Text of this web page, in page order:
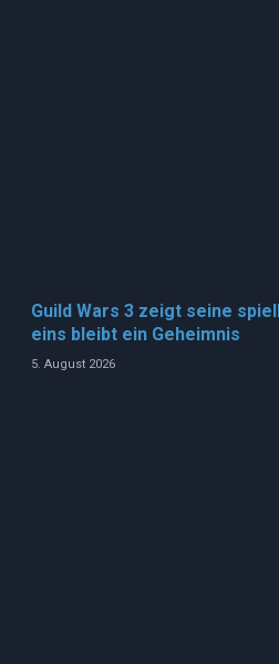
Guild Wars 3 zeigt seine
eins bleibt ein Geheimnis
5. August 2026